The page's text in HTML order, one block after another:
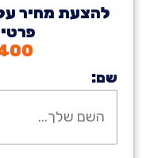
להצעת מחיר
שם: